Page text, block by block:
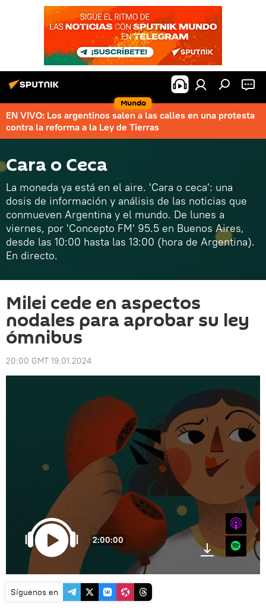
Mundo
EN VIVO: Los argentinos salen a las calles en una protesta
contra la reforma a la Ley de Tierras
Cara o Ceca
La moneda ya está en el aire. 'Cara o ceca': una
dosis de información y análisis de las noticias que
conmueven Argentina y el mundo. De lunes a
viernes, por 'Concepto FM' 95.5 en Buenos Aires,
desde las 10:00 hasta las 13:00 (hora de Argentina).
En directo.
Milei cede en aspectos
nodales para aprobar su ley
ómnibus
20:00 GMT 19.01.2024
2:00:00 Spotify
Síguenos en